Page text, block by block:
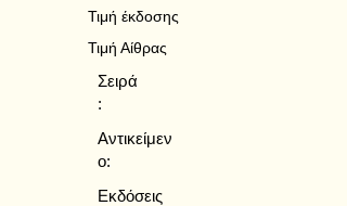
Τιμή έκδοσης
Τιμή Αίθρας
Σειρά
:
Αντικείμεν
ο:
Εκδόσεις